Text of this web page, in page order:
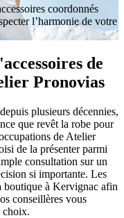
coordonnés
l’harmonie de votre
de
Pronovias
plusieurs décennies,
que revêt la robe pour
de Atelier
de la présenter parmi
consultation sur un
si importante. Les
boutique à Kervignac afin
conseillères vous
choix.